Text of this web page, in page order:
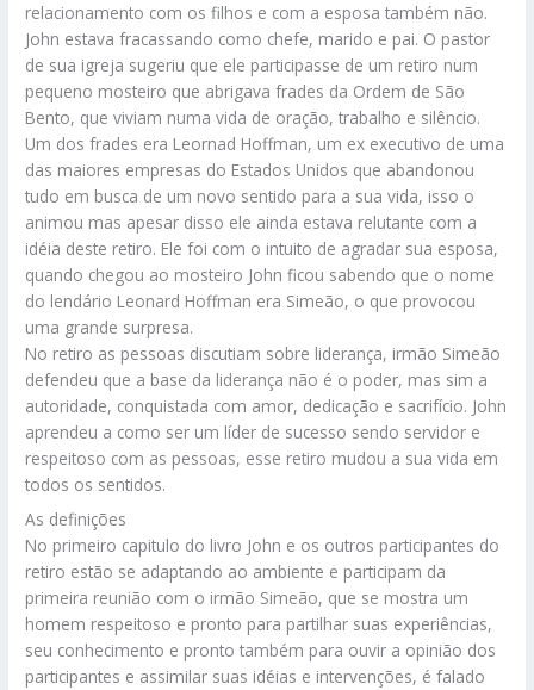
relacionamento com os filhos e com a esposa também não.
John estava fracassando como chefe, marido e pai. O pastor
de sua igreja sugeriu que ele participasse de um retiro num
pequeno mosteiro que abrigava frades da Ordem de São
Bento, que viviam numa vida de oração, trabalho e silêncio.
Um dos frades era Leornad Hoffman, um ex executivo de uma
das maiores empresas do Estados Unidos que abandonou
tudo em busca de um novo sentido para a sua vida, isso o
animou mas apesar disso ele ainda estava relutante com a
idéia deste retiro. Ele foi com o intuito de agradar sua esposa,
quando chegou ao mosteiro John ficou sabendo que o nome
do lendário Leonard Hoffman era Simeão, o que provocou
uma grande surpresa.
No retiro as pessoas discutiam sobre liderança, irmão Simeão
defendeu que a base da liderança não é o poder, mas sim a
autoridade, conquistada com amor, dedicação e sacrifício. John
aprendeu a como ser um líder de sucesso sendo servidor e
respeitoso com as pessoas, esse retiro mudou a sua vida em
todos os sentidos.
As definições
No primeiro capitulo do livro John e os outros participantes do
retiro estão se adaptando ao ambiente e participam da
primeira reunião com o irmão Simeão, que se mostra um
homem respeitoso e pronto para partilhar suas experiências,
seu conhecimento e pronto também para ouvir a opinião dos
participantes e assimilar suas idéias e intervenções, é falado